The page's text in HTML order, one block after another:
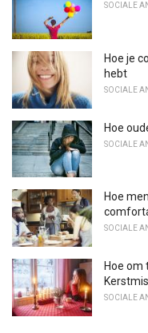
SOCIALE
Hoe je
hebt
SOCIALE
Hoe
SOCIALE
Hoe
SOCIALE
Hoe om
Kerstmis
SOCIALE